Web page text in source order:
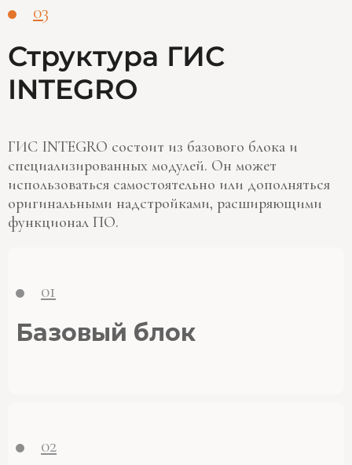
03
Структура ГИС
INTEGRO
ГИС INTEGRO состоит из базового блока и
специализированных модулей. Он может
использоваться самостоятельно или дополняться
оригинальными надстройками, расширяющими
функционал ПО.
01
Базовый блок
02